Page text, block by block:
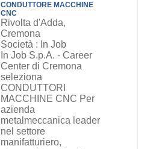
CONDUTTORE MACCHINE
CNC
Rivolta d'Adda,
Cremona
Società : In Job
In Job S.p.A. - Career
Center di Cremona
seleziona
CONDUTTORI
MACCHINE CNC Per
azienda
metalmeccanica leader
nel settore
manifatturiero,